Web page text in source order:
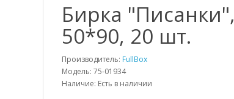
Бирка "Писанки",
50*90, 20 шт.
Производитель: FullBox
Модель: 75-01934
Наличие: Есть в наличии